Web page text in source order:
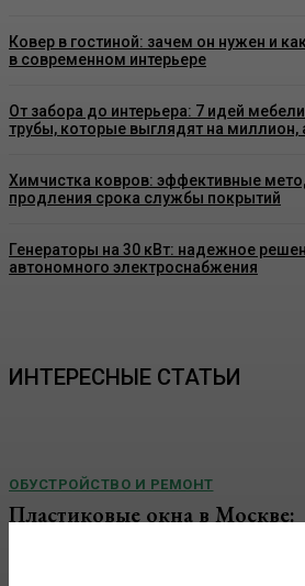
Ковер в гостиной: зачем он нужен и
в современном интерьере
От забора до интерьера: 7 идей
трубы, которые выглядят на миллион,
Химчистка ковров: эффективные
продления срока службы покрытий
Генераторы на 30 кВт: надежное
автономного электроснабжения
ИНТЕРЕСНЫЕ СТАТЬИ
ОБУСТРОЙСТВО И РЕМОНТ
Пластиковые окна в Москве: